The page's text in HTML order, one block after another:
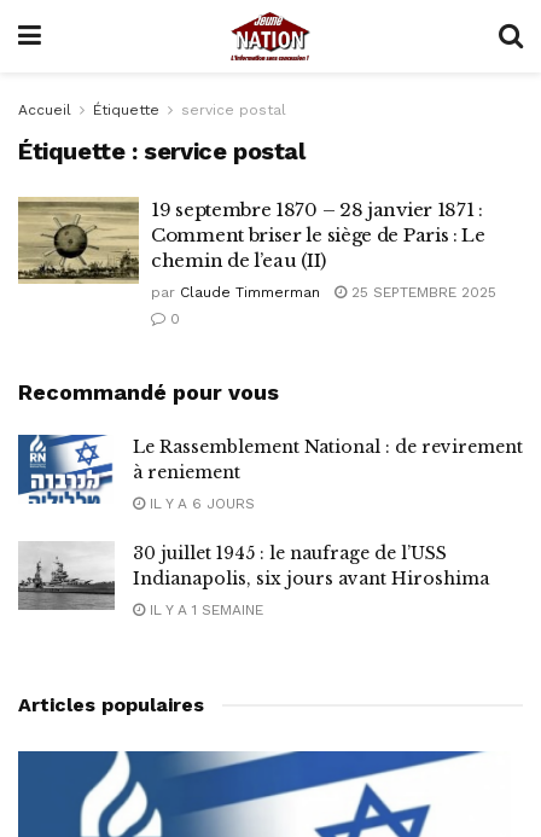
Accueil Étiquette service postal
Étiquette : service postal
19 septembre 1870 – 28 janvier 1871 :
Comment briser le siège de Paris : Le
chemin de l’eau (II)
par Claude Timmerman
25 SEPTEMBRE 2025
0
Recommandé pour vous
Le Rassemblement National : de revirement
à reniement
IL Y A 6 JOURS
30 juillet 1945 : le naufrage de l’USS
Indianapolis, six jours avant Hiroshima
IL Y A 1 SEMAINE
Articles populaires